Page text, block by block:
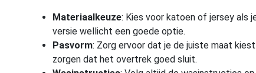
Materiaalkeuze: Kies voor katoen of jersey als
versie wellicht een goede optie.
Pasvorm: Zorg ervoor dat je de juiste maat
zorgen dat het overtrek goed sluit.